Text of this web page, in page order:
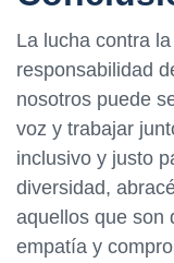
La lucha contra
responsabilidad
nosotros puede
voz y trabajar
inclusivo y justo
diversidad,
aquellos que son
empatía y